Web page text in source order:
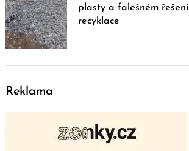
plasty a falešném řešení
recyklace
Reklama